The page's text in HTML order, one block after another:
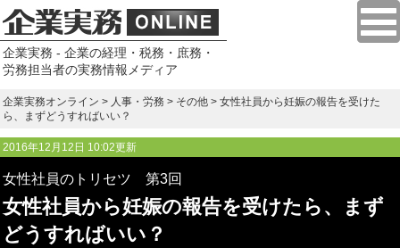
企業実務 - 企業の経理・税務・庶務・
労務担当者の実務情報メディア
企業実務オンライン > 人事・労務 > その他 > 女性社員から妊娠の報告を受けた
ら、まずどうすればいい？
2016年12月12日 10:02更新
女性社員のトリセツ 第3回
女性社員から妊娠の報告を受けたら、まず
どうすればいい？